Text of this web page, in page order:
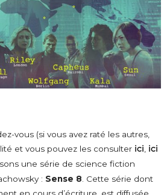
vous (si vous avez raté les autres,
et vous pouvez les consulter ici, ici
une série de science fiction
: Sense 8. Cette série dont